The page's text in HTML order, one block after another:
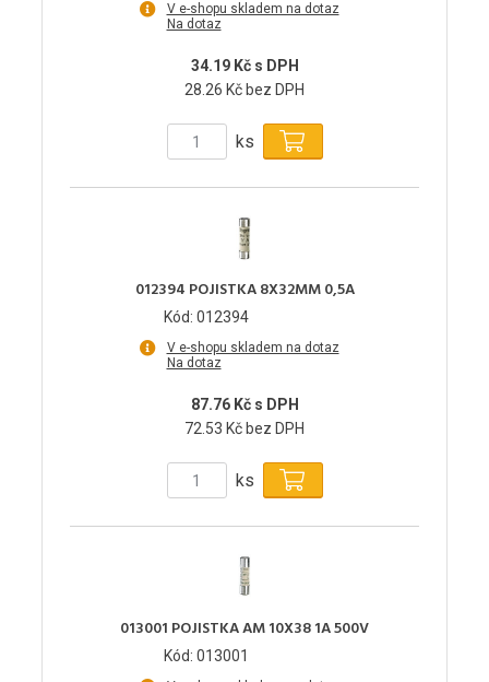
V e-shopu skladem na dotaz
Na dotaz
34.19 Kč s DPH
28.26 Kč bez DPH
ks
012394 POJISTKA 8X32MM 0,5A
Kód: 012394
V e-shopu skladem na dotaz
Na dotaz
87.76 Kč s DPH
72.53 Kč bez DPH
ks
013001 POJISTKA AM 10X38 1A 500V
Kód: 013001